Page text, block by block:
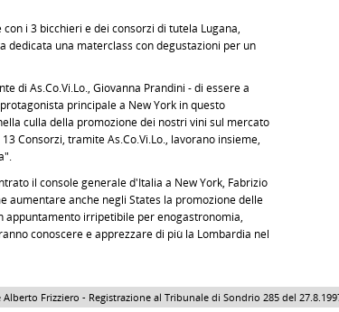
i 3 bicchieri e dei consorzi di tutela Lugana,
dedicata una materclass con degustazioni per un
di As.Co.Vi.Lo., Giovanna Prandini - di essere a
principale a New York in questo
culla della promozione dei nostri vini sul mercato
Consorzi, tramite As.Co.Vi.Lo., lavorano insieme,
il console generale d'Italia a New York, Fabrizio
aumentare anche negli States la promozione delle
appuntamento irripetibile per enogastronomia,
conoscere e apprezzare di più la Lombardia nel
Frizziero - Registrazione al Tribunale di Sondrio 285 del